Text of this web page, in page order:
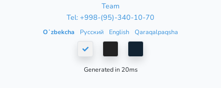
Team
Tel: +998-(95)-340-10-70
Oʻzbekcha Русский English Qaraqalpaqsha
Generated in 20ms